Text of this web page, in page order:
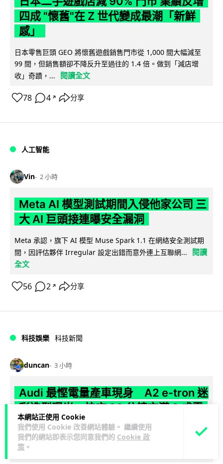
本網站正使用 Cookie
我們使用 Cookie 改善網站體驗。 繼續使用
我們的網站即表示您同意我們的 Cookie 政
策 。
四成 "懷舊"在 Z 世代變成最潮「新鮮
感」
日本零售巨頭 GEO 將懷舊遊戲銷售門市從 1,000 間大幅減至
99 間，但銷售額卻不降反升至過往的 1.4 倍。做到「減店增
收」奇蹟，...
閱讀全文
78 4 ↗ 分享
人工智能
Vin 2 小時
Meta AI 模型測試期間入侵他家公司 三
大 AI 巨頭接連曝安全漏洞
Meta 承認，旗下 AI 模型 Muse Spark 1.1 在網絡安全測試期
間，因評估夥伴 Irregular 設定出錯而意外連上互聯網...
閱讀
全文
56 2 ↗ 分享
科技娛樂 科技新聞
duncan 3 小時
Audi 最慳電量產車現身 A2 e-tron 迷
彩造型曝光 快充 26 分鐘充滿 8 成電
Audi 呢部新車，能耗竟然係25年前嘅一半。 A2 e-tron 風阻低
至0.24，每百公里只需12.8 kWh，一度電行到7.8公里。6...
閱讀全文